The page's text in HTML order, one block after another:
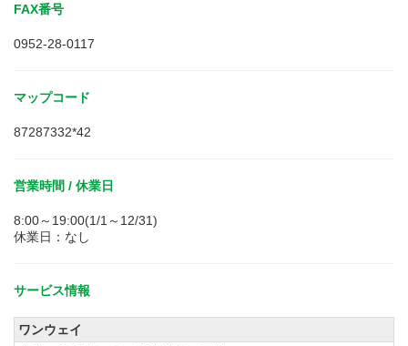
FAX番号
0952-28-0117
マップコード
87287332*42
営業時間 / 休業日
8:00～19:00(1/1～12/31)
休業日：なし
サービス情報
ワンウェイ